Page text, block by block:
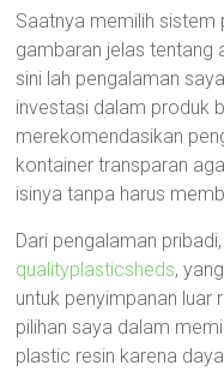
Saatnya memilih sistem
gambaran jelas tentang
sini lah pengalaman
investasi dalam produk
merekomendasikan
kontainer transparan
isinya tanpa harus
Dari pengalaman
qualityplasticsheds,
untuk penyimpanan luar
pilihan saya dalam
plastic resin karena